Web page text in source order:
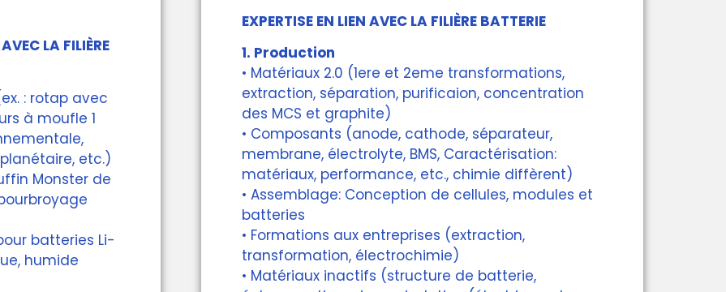
LA FILIÈRE
: rotap avec
à moufle 1
etc.)
Monster de
batteries Li-
humide
EXPERTISE EN LIEN AVEC LA FILIÈRE BATTERIE
1. Production
• Matériaux 2.0 (1ere et 2eme transformations,
extraction, séparation, purificaion, concentration
des MCS et graphite)
• Composants (anode, cathode, séparateur,
membrane, électrolyte, BMS, Caractérisation:
matériaux, performance, etc., chimie diffèrent)
• Assemblage: Conception de cellules, modules et
batteries
• Formations aux entreprises (extraction,
transformation, électrochimie)
• Matériaux inactifs (structure de batterie,